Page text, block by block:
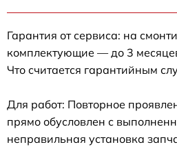
Гарантия от сервиса: на
комплектующие — до 3
Что считается гарантийным
Для работ: Повторное
прямо обусловлен с
неправильная установка